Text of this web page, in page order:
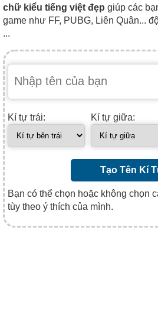
chữ kiểu tiếng việt đẹp giúp các
game như FF, PUBG, Liên Quân...
...
Kí tự trái: Kí tự giữa:
Tạo Tên Kí
Bạn có thể chọn hoặc không chọn
tùy theo ý thích của mình.